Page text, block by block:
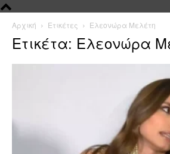
Αρχική Ετικέτες Ελεονώρα Μελέτη
Ετικέτα: Ελεονώρα